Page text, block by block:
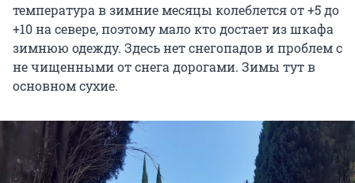
температура в зимние месяцы колеблется от +5 до
+10 на севере, поэтому мало кто достает из шкафа
зимнюю одежду. Здесь нет снегопадов и проблем с
не чищенными от снега дорогами. Зимы тут в
основном сухие.